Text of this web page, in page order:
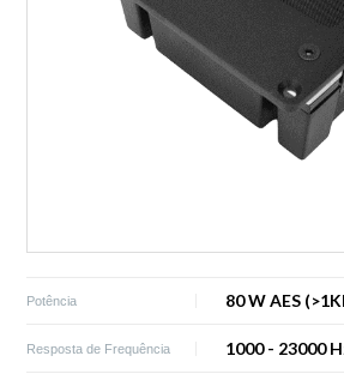
Potência 80 W AES
Resposta de Frequência 1000 - 23000